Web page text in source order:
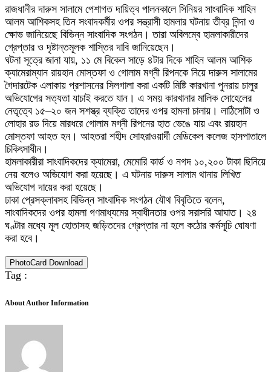
রাজধানীর দারুস সালামে পেশাগত দায়িত্ব পালনকালে সিনিয়র সাংবাদিক শাহিন
আলম আশিকসহ তিন সংবাদকর্মীর ওপর সন্ত্রাসী হামলার ঘটনায় তীব্র নিন্দা ও
ক্ষোভ জানিয়েছে বিভিন্ন সাংবাদিক সংগঠন। তারা অবিলম্বে হামলাকারীদের
গ্রেপ্তার ও দৃষ্টান্তমূলক শাস্তির দাবি জানিয়েছেন।
ঘটনা সূত্রে জানা যায়, ১১ মে বিকেল সাড়ে ৪টার দিকে শাহিন আলম আশিক
ক্যামেরাম্যান রায়হান মোস্তফা ও গোলাম মগ্নী রিপনকে নিয়ে দারুস সালামের
গৈদারটেক এলাকায় প্রশাসনের সিলগালা করা একটি মিষ্টি কারখানা পুনরায় চালুর
অভিযোগের সত্যতা যাচাই করতে যান। এ সময় কারখানার মালিক সোহেলের
নেতৃত্বে ১৫–২০ জন সশস্ত্র ব্যক্তি তাদের ওপর হামলা চালায়। লাঠিসোটা ও
লোহার রড দিয়ে মারধরে গোলাম মগ্নী রিপনের হাত ভেঙে যায় এবং রায়হান
মোস্তফা আহত হন। আহতরা শহীদ সোহরাওয়ার্দী মেডিকেল কলেজ হাসপাতালে
চিকিৎসাধীন।
হামলাকারীরা সাংবাদিকদের ক্যামেরা, মেমোরি কার্ড ও নগদ ১০,২০০ টাকা ছিনিয়ে
নেয় বলেও অভিযোগ করা হয়েছে। এ ঘটনায় দারুস সালাম থানায় লিখিত
অভিযোগ দায়ের করা হয়েছে।
ঢাকা প্রেসক্লাবসহ বিভিন্ন সাংবাদিক সংগঠন যৌথ বিবৃতিতে বলেন,
সাংবাদিকদের ওপর হামলা গণমাধ্যমের স্বাধীনতার ওপর সরাসরি আঘাত। ২৪
ঘণ্টার মধ্যে মূল হোতাসহ জড়িতদের গ্রেপ্তার না হলে কঠোর কর্মসূচি ঘোষণা
করা হবে।
PhotoCard Download
Tag :
About Author Information